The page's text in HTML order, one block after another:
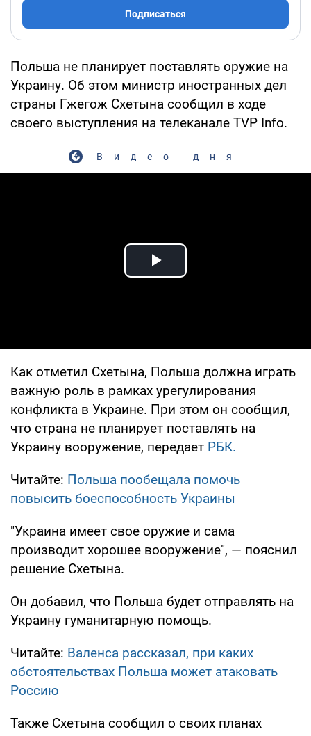
Подписаться
Польша не планирует поставлять оружие на
Украину. Об этом министр иностранных дел
страны Гжегож Схетына сообщил в ходе
своего выступления на телеканале TVP Info.
Видео дня
Play Video
Как отметил Схетына, Польша должна играть
важную роль в рамках урегулирования
конфликта в Украине. При этом он сообщил,
что страна не планирует поставлять на
Украину вооружение, передает РБК.
Читайте: Польша пообещала помочь
повысить боеспособность Украины
"Украина имеет свое оружие и сама
производит хорошее вооружение", — пояснил
решение Схетына.
Он добавил, что Польша будет отправлять на
Украину гуманитарную помощь.
Читайте: Валенса рассказал, при каких
обстоятельствах Польша может атаковать
Россию
Также Схетына сообщил о своих планах